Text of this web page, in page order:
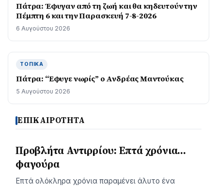
Πάτρα: Έφυγαν από τη ζωή και θα κηδευτούν την
Πέμπτη 6 και την Παρασκευή 7-8-2026
6 Αυγούστου 2026
ΤΟΠΙΚΆ
Πάτρα: “Εφυγε νωρίς” ο Ανδρέας Μαντούκας
5 Αυγούστου 2026
ΕΠΙΚΑΙΡΟΤΗΤΑ
Προβλήτα Αντιρρίου: Επτά χρόνια…
φαγούρα
Επτά ολόκληρα χρόνια παραμένει άλυτο ένα